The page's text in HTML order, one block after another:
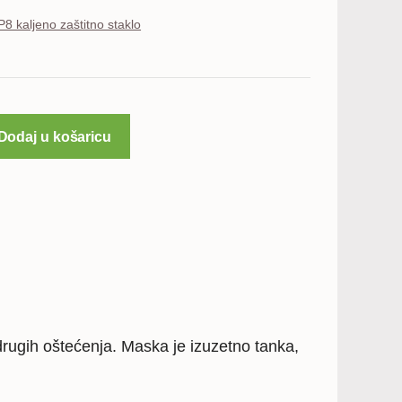
kaljeno zaštitno staklo
Dodaj u košaricu
oštećenja. Maska je izuzetno tanka,